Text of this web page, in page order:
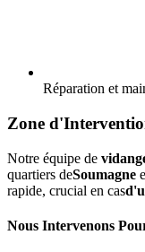
Réparation et
Zone
Notre équipe de
quartiers deSoumagne
rapide, crucial en cas
Nous Intervenons